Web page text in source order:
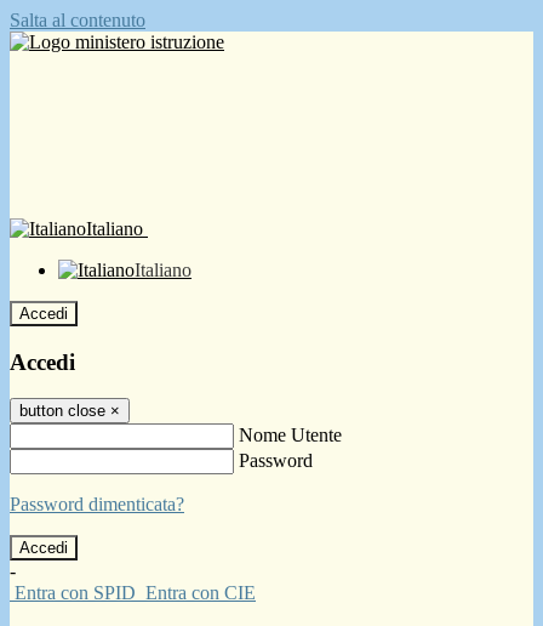
Salta al contenuto
Italiano
Italiano
Accedi
Accedi
button close ×
Nome Utente
Password
Password dimenticata?
-
Entra con SPID Entra con CIE